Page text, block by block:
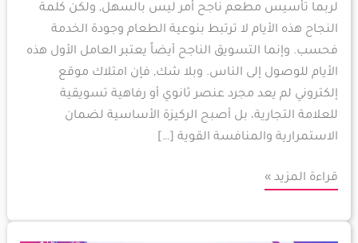
لربما تأسيس مطعم ناجح أمر ليس بالسهل, ولكن كلمة
النجاح هذه الأيام لا ترتبط بنوعية الطعام وجودة الخدمة
فحسب. وإنما التسويق الناجح أيضاً يعتبر العامل الأول هذه
الأيام للوصول إلى الناس. وبلا شك, فإن امتلاك موقع
إلكتروني لم يعد مجرد عنصر ثانوي أو رفاهية تسويقية
للعلامة التجارية، بل أصبح الركيزة الأساسية لضمان
الاستمرارية والمنافسة القوية […]
قراءة المزيد »